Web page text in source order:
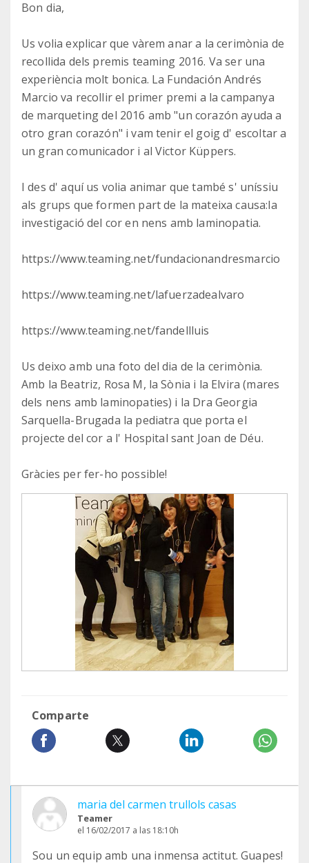
Bon dia,
Us volia explicar que vàrem anar a la cerimònia de
recollida dels premis teaming 2016. Va ser una
experiència molt bonica. La Fundación Andrés
Marcio va recollir el primer premi a la campanya
de marqueting del 2016 amb "un corazón ayuda a
otro gran corazón" i vam tenir el goig d' escoltar a
un gran comunicador i al Victor Küppers.
I des d' aquí us volia animar que també s' uníssiu
als grups que formen part de la mateixa causa:la
investigació del cor en nens amb laminopatia.
https://www.teaming.net/fundacionandresmarcio
https://www.teaming.net/lafuerzadealvaro
https://www.teaming.net/fandellluis
Us deixo amb una foto del dia de la cerimònia.
Amb la Beatriz, Rosa M, la Sònia i la Elvira (mares
dels nens amb laminopaties) i la Dra Georgia
Sarquella-Brugada la pediatra que porta el
projecte del cor a l' Hospital sant Joan de Déu.
Gràcies per fer-ho possible!
Comparte
maria del carmen trullols casas
Teamer
el 16/02/2017 a las 18:10h
Sou un equip amb una inmensa actitut. Guapes!